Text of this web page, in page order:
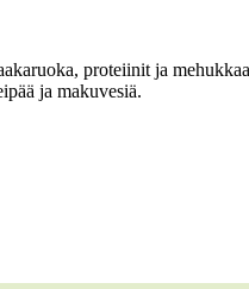
proteiinit ja
ja makuvesiä.